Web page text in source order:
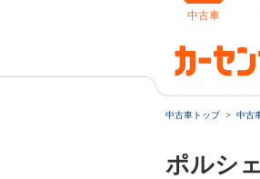
中古車
中古車トップ 中古
ポルシ